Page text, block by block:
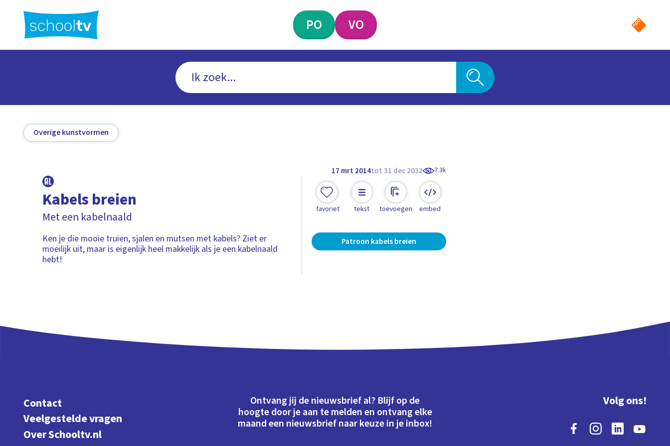
hoofdinhoud
PO VO
Overige kunstvormen
17 mrt 2014tot 31 dec 2032 7.3k
Kabels breien
Met een kabelnaald
Ken je die mooie truien, sjalen en mutsen met kabels? Ziet er
moeilijk uit, maar is eigenlijk heel makkelijk als je een kabelnaald
hebt!
favoriet tekst toevoegen embed
Patroon kabels breien
Contact
Veelgestelde vragen
Over Schooltv.nl
Ontvang jij de nieuwsbrief al? Blijf op de
hoogte door je aan te melden en ontvang elke
maand een nieuwsbrief naar keuze in je inbox!
Volg ons!